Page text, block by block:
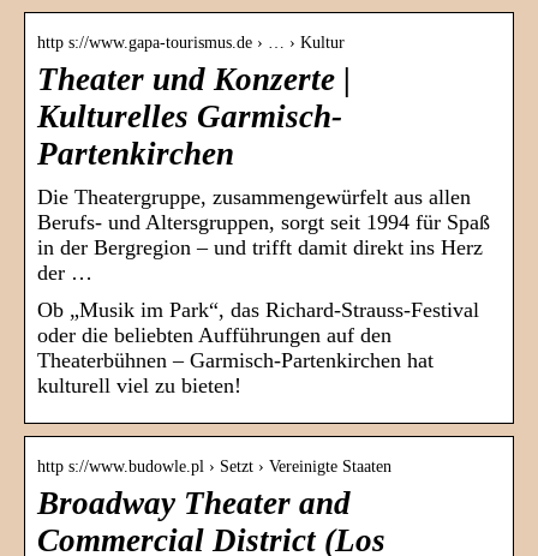
http s://www.gapa-tourismus.de › … › Kultur
Theater und Konzerte |
Kulturelles Garmisch-
Partenkirchen
Die Theatergruppe, zusammengewürfelt aus allen
Berufs- und Altersgruppen, sorgt seit 1994 für Spaß
in der Bergregion – und trifft damit direkt ins Herz
der …
Ob „Musik im Park“, das Richard-Strauss-Festival
oder die beliebten Aufführungen auf den
Theaterbühnen – Garmisch-Partenkirchen hat
kulturell viel zu bieten!
http s://www.budowle.pl › Setzt › Vereinigte Staaten
Broadway Theater and
Commercial District (Los